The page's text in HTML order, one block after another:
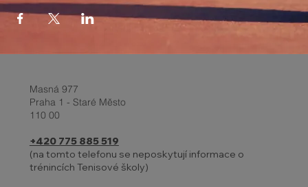
Masná 977
Praha 1 - Staré Město
110 00
+420 775 885 519
(na tomto telefonu se neposkytují informace o
trénincích Tenisové školy)